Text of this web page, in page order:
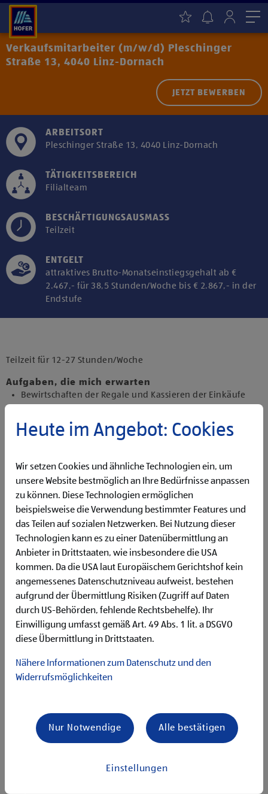
Verkaufsmitarbeiter (m/w/d) Pleschinger
Straße 13, 4040 Linz-Dornach
JETZT BEWERBEN
ARBEITSORT
Pleschinger Straße 13, 4040 Linz-Dornach
TÄTIGKEITSBEREICH
Filialteam
BESCHÄFTIGUNGSAUSMASS
Teilzeit
ENTGELT
attraktives Brutto-Monatseinstiegsgehalt ab €
2.467,- für 38,5 Stunden/Woche bis € 2.867,- in der
Endstufe
Drittanbietern zu, um diesen Inhalt
Teilzeit für 12-27 Stunden/Woche
Aufgaben, die mich erwarten
Bewirtschaften der Regale und Kassieren der Einkäufe
Präsentieren von Obst und Gemüse sowie Durchführen
von Qualitätskontrollen
Reinigen der Filiale
Betreuen der Pfandrückgabeautomaten
Qualifikationen, die ich mitbringe
abgeschlossene Ausbildung und Berufserfahrung von
Vorteil
Deutschgrundkenntnisse für die Kommunikation mit
unseren Kund:innen
Flexibilität für Früh- und Spätdienste (Montag bis
Begeisterung im Handel zu arbeiten und den
Unternehmenserfolg mitzugestalten
Freude an der Arbeit im Team für ein motiviertes
Miteinander
Bereitschaft zu körperlich anspruchsvollen Tätigkeiten
zuverlässige und organisierte Arbeitsweise zur
Angebote, die mich überzeugen
attraktive Teilzeitoptionen
vielseitiges und verantwortungsvolles Tätigkeitsfeld
Heute im Angebot: Cookies
Wir setzen Cookies und ähnliche Technologien ein, um
unsere Website bestmöglich an Ihre Bedürfnisse anpassen
zu können. Diese Technologien ermöglichen
beispielsweise die Verwendung bestimmter Features und
das Teilen auf sozialen Netzwerken. Bei Nutzung dieser
Technologien kann es zu einer Datenübermittlung an
Anbieter in Drittstaaten, wie insbesondere die USA
kommen. Da die USA laut Europäischem Gerichtshof kein
angemessenes Datenschutzniveau aufweist, bestehen
aufgrund der Übermittlung Risiken (Zugriff auf Daten
durch US-Behörden, fehlende Rechtsbehelfe). Ihr
Einwilligung umfasst gemäß Art. 49 Abs. 1 lit. a DSGVO
diese Übermittlung in Drittstaaten.
Nähere Informationen zum Datenschutz und den
Widerrufsmöglichkeiten
Einstellungen
Nur Notwendige Alle bestätigen